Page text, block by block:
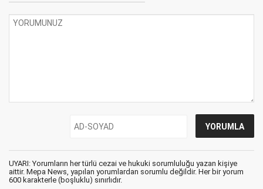
UYARI: Yorumların her türlü cezai ve hukuki sorumluluğu yazan kişiye
aittir. Mepa News, yapılan yorumlardan sorumlu değildir. Her bir yorum
600 karakterle (boşluklu) sınırlıdır.